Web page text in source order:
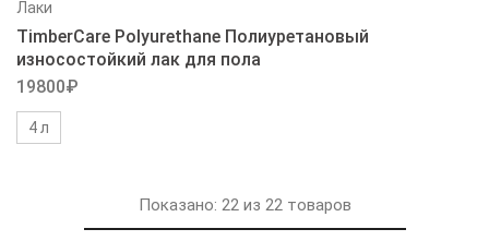
Лаки
TimberCare Polyurethane Полиуретановый
износостойкий лак для пола
19800₽
4 л
Показано: 22 из 22 товаров